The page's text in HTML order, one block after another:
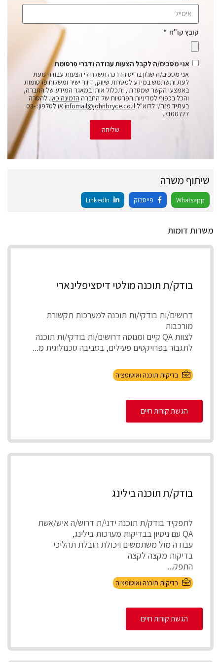
קובץ קו"ח
אני מסכים/ה לקבל הצעות עבודה ודברי פרסומת
אני מסכים/ה שג'ון ברייס הדרכה תשלח לי הצעות עבודה מעת
לעת ותשתמש במידע למטרות שיווק, דיוור ישיר ומשלוח פרסומות
באמצעי הקשר שמסרתי, ותכלול אותו במאגר המידע של החברה,
והכל בכפוף למדיניות הפרטיות של החברה הזמינה כאן. להסרה
בעתיד פנה/י לדוא"ל infomail@johnbryce.co.il
או לטלפון: 03-
7100777.
שליחה
שיתוף משרה
Whatsapp פייסבוק
משרות דומות
בודק/ת תוכנה מולטי דיסציפלינארי
דרושים/ות בודקי/ות תוכנה למערכות תקשורת
מורכבות
לצוות QA קיים ומנוסה דרושים/ות בודקי/ות תוכנה
לתגבור בפרויקטים פעילים, בסביבה טכנולוגית מ...
בדיקות תוכנה ואוטומציה
הגשת קורות חיים
בודק/ת תוכנה בילינג
לתפקיד בודק/ת תוכנה ידני/ת דרוש/ה איש/אשת
QA עם ניסיון בבדיקות מערכות בילינג,
עבודה מול משתמשים ויכולת הובלת תהליכי
בדיקות מקצה לקצה
התפק...
בדיקות תוכנה ואוטומציה
הגשת קורות חיים